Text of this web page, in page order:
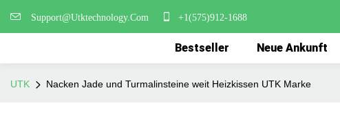
Support@Utktechnology.Com +1(575)912-1688
Bestseller Neue Ankunft
UTK Nacken Jade und Turmalinsteine ​​weit Heizkissen UTK Marke